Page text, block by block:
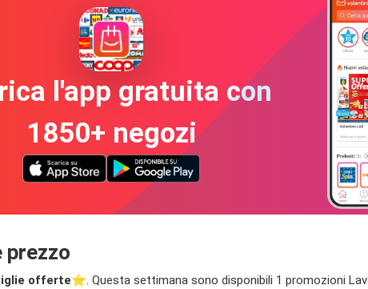
l'app gratuita con
1850+ negozi
offerte⭐️. Questa settimana sono disponibili 1 promozioni